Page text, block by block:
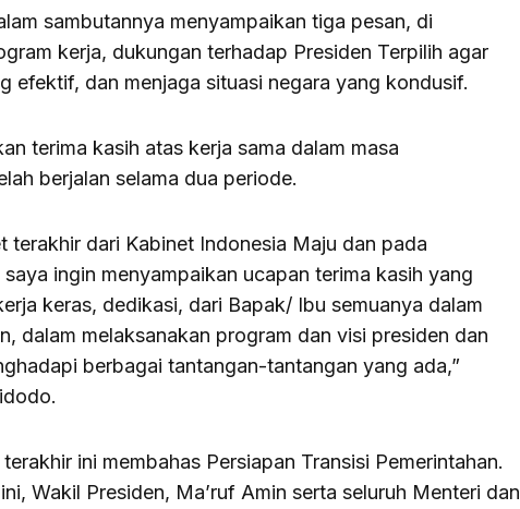
sambutannya menyampaikan tiga pesan, di
kerja, dukungan terhadap Presiden Terpilih agar
efektif, dan menjaga situasi negara yang kondusif.
terima kasih atas kerja sama dalam masa
berjalan selama dua periode.
terakhir dari Kabinet Indonesia Maju dan pada
ingin menyampaikan ucapan terima kasih yang
keras, dedikasi, dari Bapak/ Ibu semuanya dalam
dalam melaksanakan program dan visi presiden dan
berbagai tantangan-tantangan yang ada,”
ini membahas Persiapan Transisi Pemerintahan.
Wakil Presiden, Ma’ruf Amin serta seluruh Menteri dan